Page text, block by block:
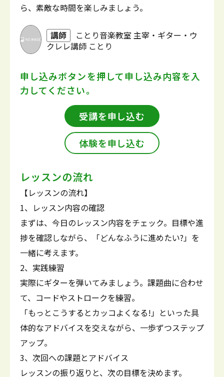
ら、素敵な時間を楽しみましょう。
講師
ことり音楽教室 主宰・ギター・ウ
クレレ講師 ことり
申し込みボタンを押して申し込み内容を入
力してください。
受講を申し込む
体験を申し込む
レッスンの流れ
【レッスンの流れ】
1、レッスン内容の確認
まずは、今日のレッスン内容をチェック。目標や進
捗を確認しながら、「どんなふうに進めたい?」を
一緒に考えます。
2、実践練習
実際にギターを弾いてみましょう。課題曲に合わせ
て、コードやストロークを練習。
「もっとこうするとカッコよくなる!」といった具
体的なアドバイスを交えながら、一歩ずつステップ
アップ。
3、次回への課題とアドバイス
レッスンの振り返りと、次の目標を決めます。